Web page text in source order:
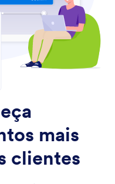
mais
clientes